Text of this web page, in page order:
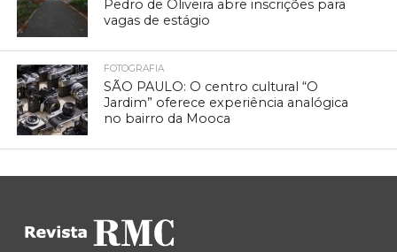
Pedro de Oliveira abre inscrições para
vagas de estágio
FOTOGRAFIA
SÃO PAULO: O centro cultural “O
Jardim” oferece experiência analógica
no bairro da Mooca